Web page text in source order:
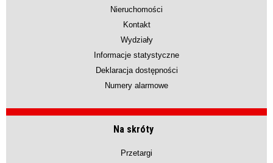
Nieruchomości
Kontakt
Wydziały
Informacje statystyczne
Deklaracja dostępności
Numery alarmowe
Na skróty
Przetargi